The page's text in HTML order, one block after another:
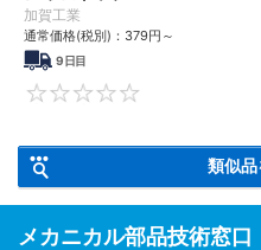
加賀工業
通常価格(税別)： 379円 ～
9日目
類似
メカニカル部品技術窓口